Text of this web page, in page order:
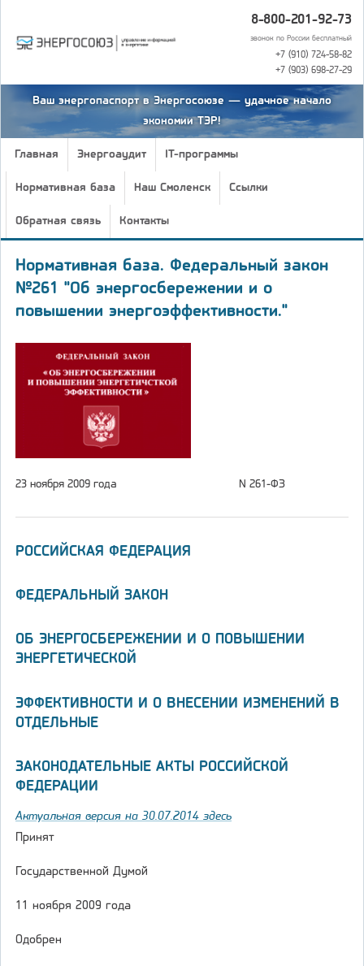
8-800-201-92-73
звонок по России бесплатный
+7 (910) 724-58-82
+7 (903) 698-27-29
Ваш энергопаспорт в Энергосоюзе — удачное начало
экономии ТЭР!
Главная Энергоаудит IT-программы
Нормативная база Наш Смоленск Ссылки
Обратная связь Контакты
Нормативная база. Федеральный закон
№261 "Об энергосбережении и о
повышении энергоэффективности."
23 ноября 2009 года N 261-ФЗ
РОССИЙСКАЯ ФЕДЕРАЦИЯ
ФЕДЕРАЛЬНЫЙ ЗАКОН
ОБ ЭНЕРГОСБЕРЕЖЕНИИ И О ПОВЫШЕНИИ
ЭНЕРГЕТИЧЕСКОЙ
ЭФФЕКТИВНОСТИ И О ВНЕСЕНИИ ИЗМЕНЕНИЙ В
ОТДЕЛЬНЫЕ
ЗАКОНОДАТЕЛЬНЫЕ АКТЫ РОССИЙСКОЙ
ФЕДЕРАЦИИ
Актуальная версия на 30.07.2014 здесь
Принят
Государственной Думой
11 ноября 2009 года
Одобрен